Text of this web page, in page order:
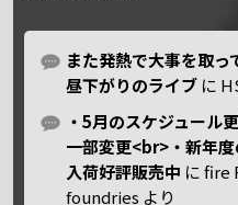
また発熱で大事を取
昼下がりのライブ に
・5月のスケジュール
一部変更<br>・新年
入荷好評販売中 にfire
foundries より